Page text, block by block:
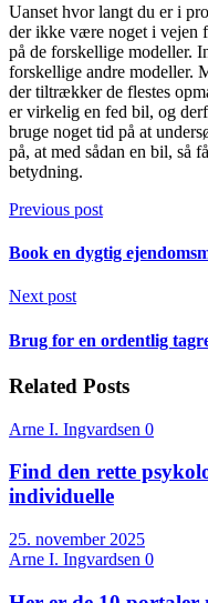
Uanset hvor langt du er i
der ikke være noget i vejen
på de forskellige modeller.
forskellige andre modeller.
der tiltrækker de flestes
er virkelig en fed bil, og
bruge noget tid på at
på, at med sådan en bil, så
betydning.
Previous post
Book en dygtig
Next post
Brug for en ordentlig
Related Posts
Arne I. Ingvardsen 0
Find den rette
individuelle
25. november 2025
Arne I. Ingvardsen 0